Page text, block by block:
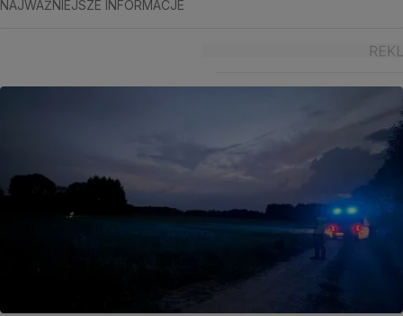
NAJWAŻNIEJSZE INFORMACJE